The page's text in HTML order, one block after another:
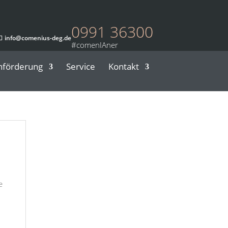
0991 36300
info@comenius-deg.de
Service Kontakt